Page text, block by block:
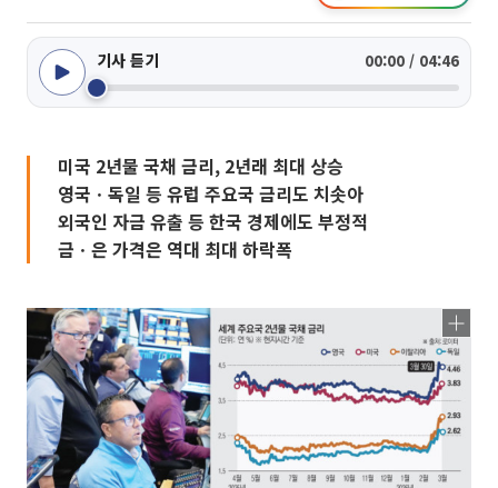
기사 듣기 00:00 / 04:46
미국 2년물 국채 금리, 2년래 최대 상승
영국ㆍ독일 등 유럽 주요국 금리도 치솟아
외국인 자금 유출 등 한국 경제에도 부정적
금ㆍ은 가격은 역대 최대 하락폭